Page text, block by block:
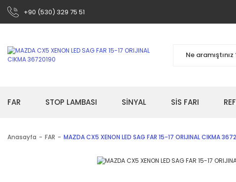
+90 (530) 329 75 51
FAR STOP LAMBASI SİNYAL SİS FARI
Anasayfa FAR MAZDA CX5 XENON LED SAG FAR 15-17 ORIJINAL CIKMA